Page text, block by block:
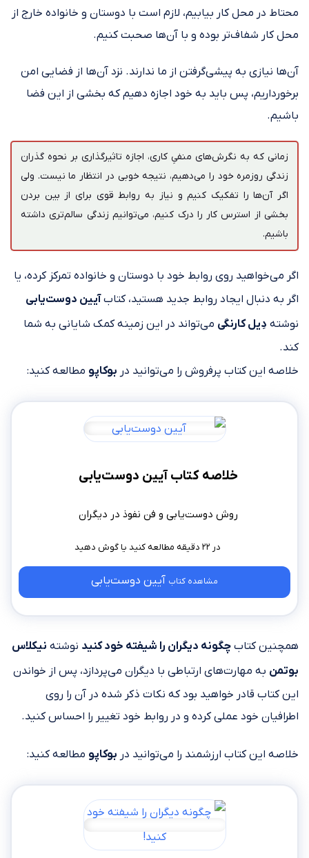
محتاط در محل کار بیابیم، لازم است با دوستان و خانواده خارج از
محل کار شفاف‌تر بوده و با آن‌ها صحبت کنیم.
آن‌ها نیازی به پیشی‌گرفتن از ما ندارند. نزد آن‌ها از فضایی امن
برخورداریم، پس باید به خود اجازه دهیم که بخشی از این فضا
باشیم.
زمانی که به نگرش‌های منفیِ کاری، اجازه تاثیرگذاری بر نحوه گذران
زندگی روزمره خود را می‌دهیم، نتیجه خوبی در انتظار ما نیست. ولی
اگر آن‌ها را تفکیک کنیم و نیاز به روابط قوی برای از بین بردن
بخشی از استرس کار را درک کنیم، می‌توانیم زندگی سالم‌تری داشته
باشیم.
اگر می‌خواهید روی روابط خود با دوستان و خانواده‌ تمرکز کرده، یا
اگر به دنبال ایجاد روابط جدید هستید، کتابآیین دوست‌یابی
نوشته‌ دِیل کارنگی می‌تواند در این زمینه کمک شایانی به شما
کند.
خلاصه این کتاب پرفروش را می‌توانید در بوکاپو مطالعه کنید:
خلاصه کتاب آیین دوست‌یابی
روش‌ دوس‍ت‌ی‍اب‍ی‌ و ف‍ن‌ ن‍ف‍وذ در دی‍گ‍ران
در ۲۲ دقیقه مطالعه کنید
مشاهده کتاب آیین دوست‌یابی
همچنین کتاب چگونه دیگران را شیفته خود کنید نوشته نیکلاس
بوتمن به مهارت‌های ارتباطی با دیگران می‌پردازد، پس از خواندن
این کتاب قادر خواهید بود که نکات ذکر شده در آن را روی
اطرافیان خود عملی کرده و در روابط خود تغییر را احساس کنید.
خلاصه این کتاب ارزشمند را می‌توانید در بوکاپو مطالعه کنید: